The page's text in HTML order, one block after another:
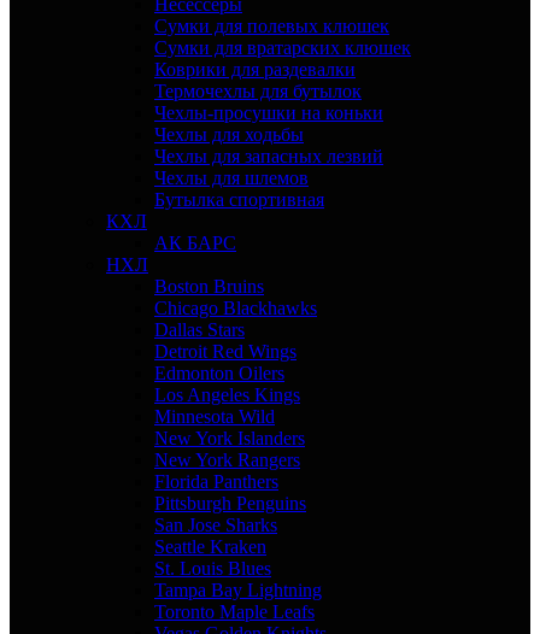
Несессеры
Сумки для полевых клюшек
Сумки для вратарских клюшек
Коврики для раздевалки
Термочехлы для бутылок
Чехлы-просушки на коньки
Чехлы для ходьбы
Чехлы для запасных лезвий
Чехлы для шлемов
Бутылка спортивная
КХЛ
АК БАРС
НХЛ
Boston Bruins
Chicago Blackhawks
Dallas Stars
Detroit Red Wings
Edmonton Oilers
Los Angeles Kings
Minnesota Wild
New York Islanders
New York Rangers
Florida Panthers
Pittsburgh Penguins
San Jose Sharks
Seattle Kraken
St. Louis Blues
Tampa Bay Lightning
Toronto Maple Leafs